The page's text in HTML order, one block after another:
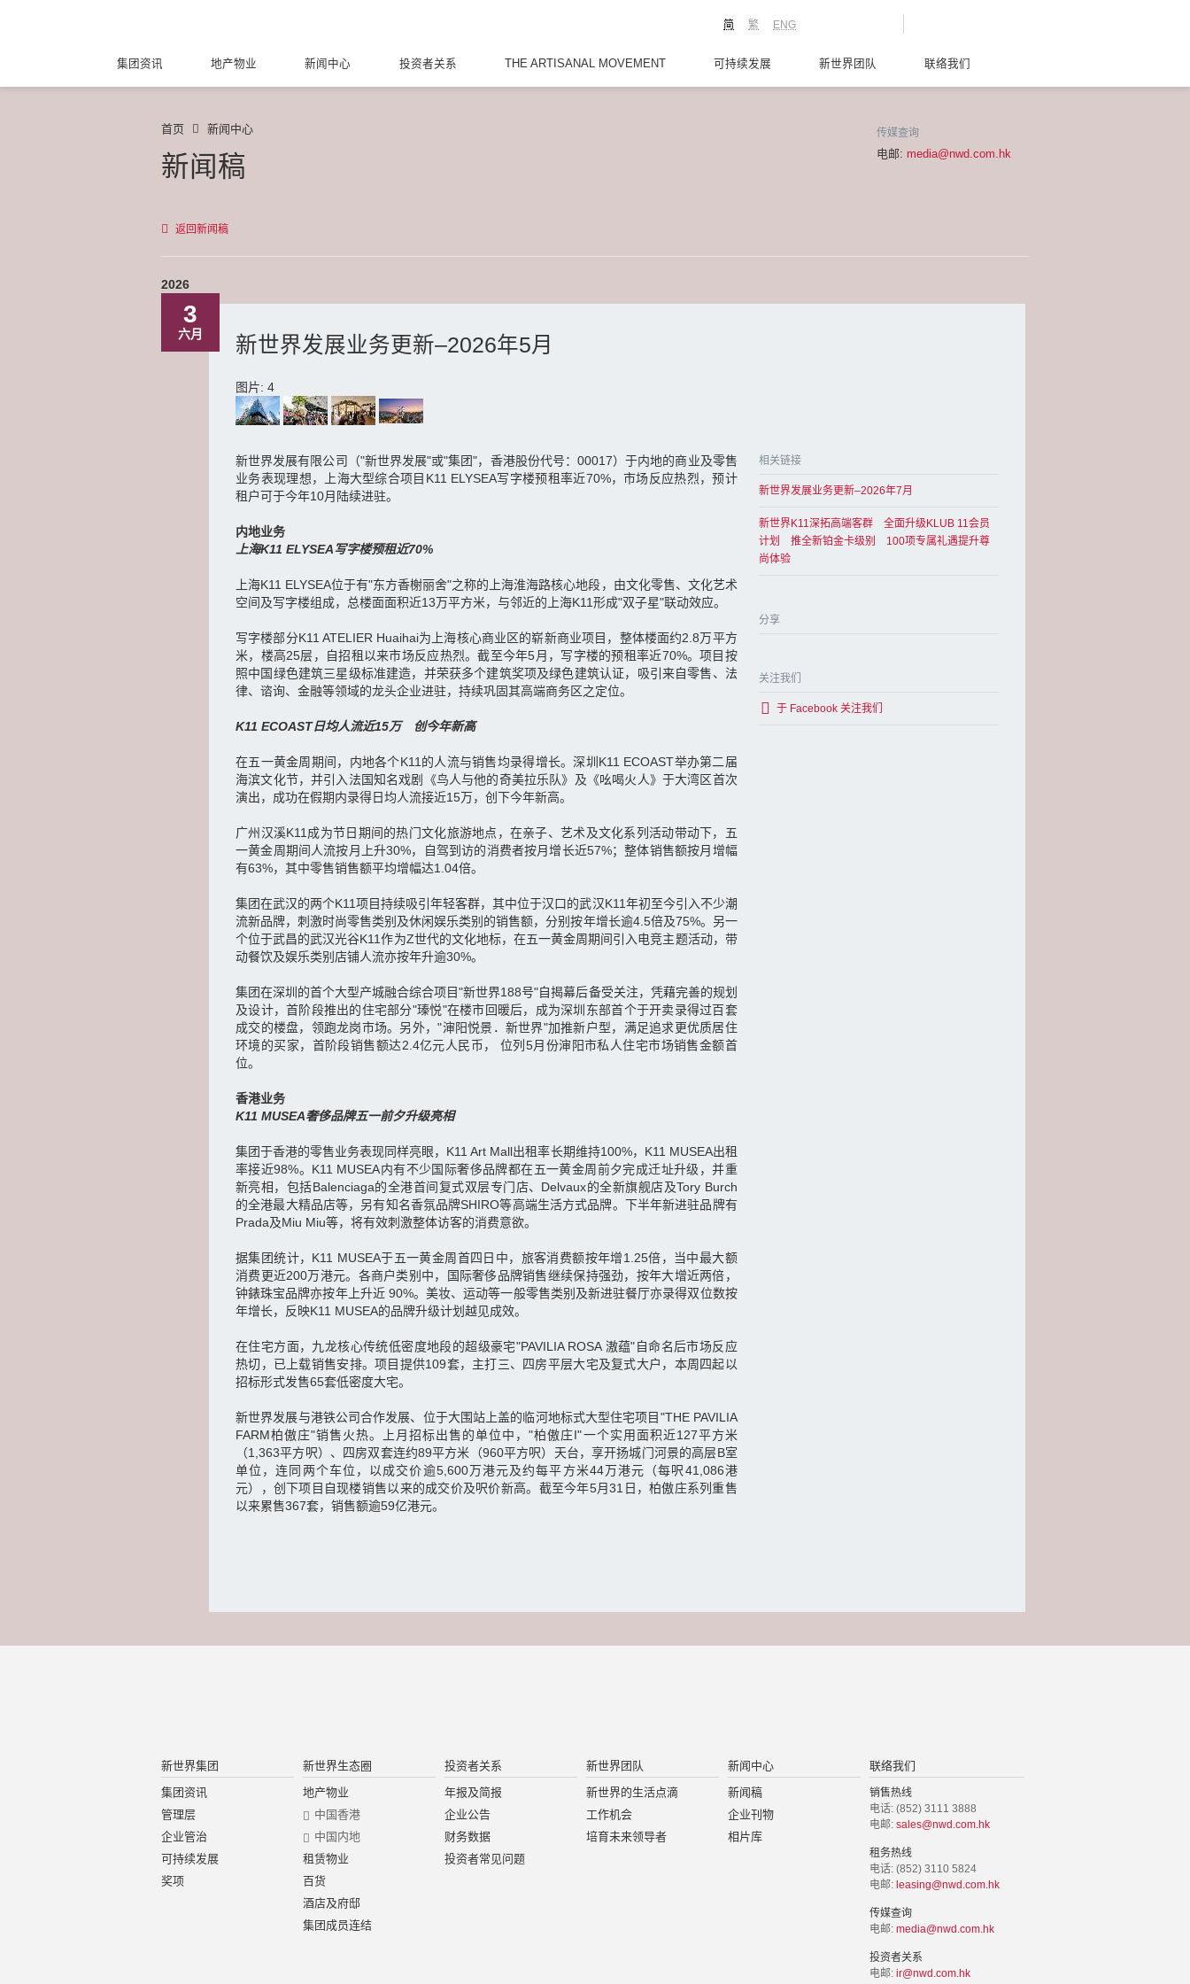
ENG
繁
简
集团资讯 地产物业 新闻中心 投资者关系 THE ARTISANAL MOVEMENT 可持续发展 新世界团队 联络我们
首页 新闻中心
新闻稿
传媒查询
电邮: media@nwd.com.hk
返回新闻稿
2026
3
六月 新世界发展业务更新–2026年5月
图片: 4
新世界发展有限公司（"新世界发展"或"集团"，香港股份代号：00017）于内地的商业及零售
业务表现理想，上海大型综合项目K11 ELYSEA写字楼预租率近70%，市场反应热烈，预计
租户可于今年10月陆续进驻。
内地业务
上海K11 ELYSEA写字楼预租近70%
上海K11 ELYSEA位于有"东方香榭丽舍"之称的上海淮海路核心地段，由文化零售、文化艺术
空间及写字楼组成，总楼面面积近13万平方米，与邻近的上海K11形成"双子星"联动效应。
写字楼部分K11 ATELIER Huaihai为上海核心商业区的崭新商业项目，整体楼面约2.8万平方
米，楼高25层，自招租以来市场反应热烈。截至今年5月，写字楼的预租率近70%。项目按
照中国绿色建筑三星级标准建造，并荣获多个建筑奖项及绿色建筑认证，吸引来自零售、法
律、谘询、金融等领域的龙头企业进驻，持续巩固其高端商务区之定位。
K11 ECOAST日均人流近15万 创今年新高
在五一黄金周期间，内地各个K11的人流与销售均录得增长。深圳K11 ECOAST举办第二届
海滨文化节，并引入法国知名戏剧《鸟人与他的奇美拉乐队》及《吆喝火人》于大湾区首次
演出，成功在假期内录得日均人流接近15万，创下今年新高。
广州汉溪K11成为节日期间的热门文化旅游地点，在亲子、艺术及文化系列活动带动下，五
一黄金周期间人流按月上升30%，自驾到访的消费者按月增长近57%；整体销售额按月增幅
有63%，其中零售销售额平均增幅达1.04倍。
集团在武汉的两个K11项目持续吸引年轻客群，其中位于汉口的武汉K11年初至今引入不少潮
流新品牌，刺激时尚零售类别及休闲娱乐类别的销售额，分别按年增长逾4.5倍及75%。另一
个位于武昌的武汉光谷K11作为Z世代的文化地标，在五一黄金周期间引入电竞主题活动，带
动餐饮及娱乐类别店铺人流亦按年升逾30%。
集团在深圳的首个大型产城融合综合项目"新世界188号"自揭幕后备受关注，凭藉完善的规划
及设计，首阶段推出的住宅部分"瑧悦"在楼市回暖后，成为深圳东部首个于开卖录得过百套
成交的楼盘，领跑龙岗市场。另外，"渖阳悦景．新世界"加推新户型，满足追求更优质居住
环境的买家，首阶段销售额达2.4亿元人民币， 位列5月份渖阳市私人住宅市场销售金额首
位。
香港业务
K11 MUSEA奢侈品牌五一前夕升级亮相
集团于香港的零售业务表现同样亮眼，K11 Art Mall出租率长期维持100%，K11 MUSEA出租
率接近98%。K11 MUSEA内有不少国际奢侈品牌都在五一黄金周前夕完成迁址升级，并重
新亮相，包括Balenciaga的全港首间复式双层专门店、Delvaux的全新旗舰店及Tory Burch
的全港最大精品店等，另有知名香氛品牌SHIRO等高端生活方式品牌。下半年新进驻品牌有
Prada及Miu Miu等，将有效刺激整体访客的消费意欲。
据集团统计，K11 MUSEA于五一黄金周首四日中，旅客消费额按年增1.25倍，当中最大额
消费更近200万港元。各商户类别中，国际奢侈品牌销售继续保持强劲，按年大增近两倍，
钟錶珠宝品牌亦按年上升近 90%。美妆、运动等一般零售类别及新进驻餐厅亦录得双位数按
年增长，反映K11 MUSEA的品牌升级计划越见成效。
在住宅方面，九龙核心传统低密度地段的超级豪宅"PAVILIA ROSA 滶蕴"自命名后市场反应
热切，已上载销售安排。项目提供109套，主打三、四房平层大宅及复式大户，本周四起以
招标形式发售65套低密度大宅。
新世界发展与港铁公司合作发展、位于大围站上盖的临河地标式大型住宅项目"THE PAVILIA
FARM柏傲庄"销售火热。上月招标出售的单位中，"柏傲庄I"一个实用面积近127平方米
（1,363平方呎）、四房双套连约89平方米（960平方呎）天台，享开扬城门河景的高层B室
单位，连同两个车位，以成交价逾5,600万港元及约每平方米44万港元（每呎41,086港
元），创下项目自现楼销售以来的成交价及呎价新高。截至今年5月31日，柏傲庄系列重售
以来累售367套，销售额逾59亿港元。
相关链接
新世界发展业务更新–2026年7月
新世界K11深拓高端客群 全面升级KLUB 11会员
计划 推全新铂金卡级别 100项专属礼遇提升尊
尚体验
分享
关注我们
于 Facebook 关注我们
新世界集团
集团资讯
管理层
企业管治
可持续发展
奖项
新世界生态圈
地产物业
中国香港
中国内地
租赁物业
百货
酒店及府邸
集团成员连结
投资者关系
年报及简报
企业公告
财务数据
投资者常见问题
新世界团队
新世界的生活点滴
工作机会
培育未来领导者
新闻中心
新闻稿
企业刊物
相片库
联络我们
销售热线
电话: (852) 3111 3888
电邮: sales@nwd.com.hk
租务热线
电话: (852) 3110 5824
电邮: leasing@nwd.com.hk
传媒查询
电邮: media@nwd.com.hk
投资者关系
电邮: ir@nwd.com.hk